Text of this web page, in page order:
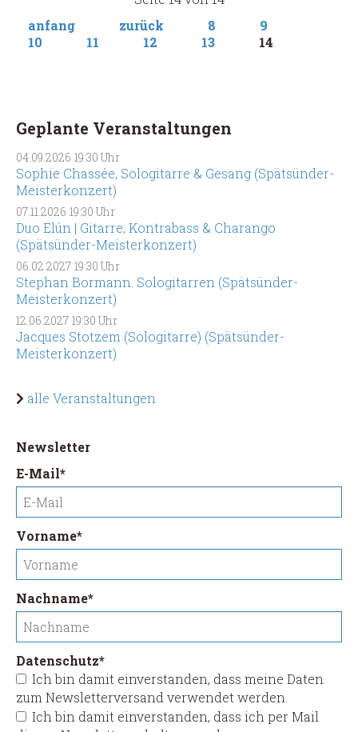
anfang
zurück 8
9
10
11 12 13 14
Geplante Veranstaltungen
04.09.2026 19:30 Uhr
Sophie Chassée, Sologitarre & Gesang (Spätsünder-
Meisterkonzert)
07.11.2026 19:30 Uhr
Duo Elún | Gitarre, Kontrabass & Charango
(Spätsünder-Meisterkonzert)
06.02.2027 19:30 Uhr
Stephan Bormann. Sologitarren (Spätsünder-
Meisterkonzert)
12.06.2027 19:30 Uhr
Jacques Stotzem (Sologitarre) (Spätsünder-
Meisterkonzert)
alle Veranstaltungen
Newsletter
Pflichtfeld
E-Mail*
Pflichtfeld
Vorname*
Pflichtfeld
Nachname*
Pflichtfeld
Datenschutz*
Ich bin damit einverstanden, dass meine Daten
zum Newsletterversand verwendet werden.
Ich bin damit einverstanden, dass ich per Mail